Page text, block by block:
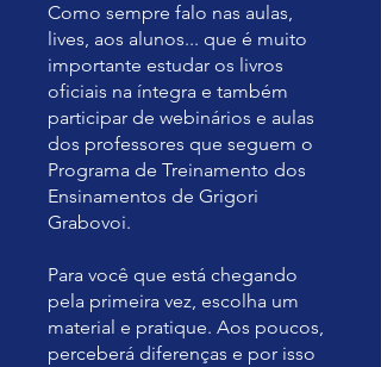
Como sempre falo nas aulas,
lives, aos alunos... que é muito
importante estudar os livros
oficiais na íntegra e também
participar de webinários e aulas
dos professores que seguem o
Programa de Treinamento dos
Ensinamentos de Grigori
Grabovoi.
Para você que está chegando
pela primeira vez, escolha um
material e pratique. Aos poucos,
perceberá diferenças e por isso